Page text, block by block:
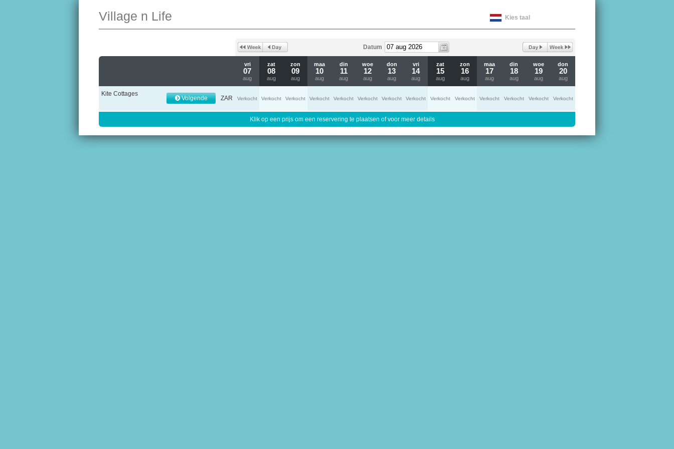
Kies taal
Village n Life
Datum
vri
07
aug
zat
08
aug
zon
09
aug
maa
10
aug
din
11
aug
woe
12
aug
don
13
aug
vri
14
aug
zat
15
aug
zon
16
aug
maa
17
aug
din
18
aug
woe
19
aug
don
20
aug
Kite Cottages
Volgende ZAR Verkocht Verkocht Verkocht Verkocht Verkocht Verkocht Verkocht Verkocht Verkocht Verkocht Verkocht Verkocht Verkocht Verkocht
Klik op een prijs om een reservering te plaatsen of voor meer details